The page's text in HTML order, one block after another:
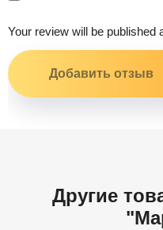
Your review will be published
Другие